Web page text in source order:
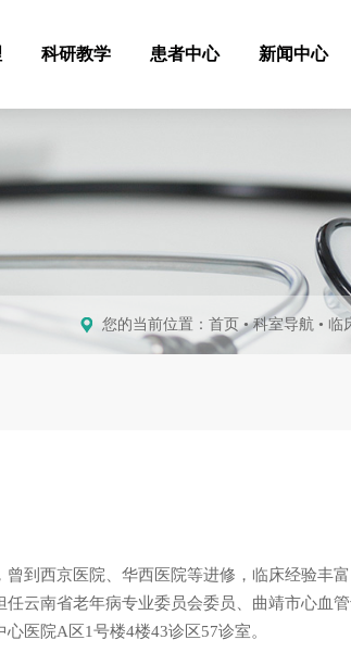
科研教学 患者中心 新闻中心
您的当前位置： 首页 •科室导航 • 临
到西京医院、华西医院等进修，临床经验丰
云南省老年病专业委员会委员、曲靖市心血管
医院A区1号楼4楼43诊区57诊室。